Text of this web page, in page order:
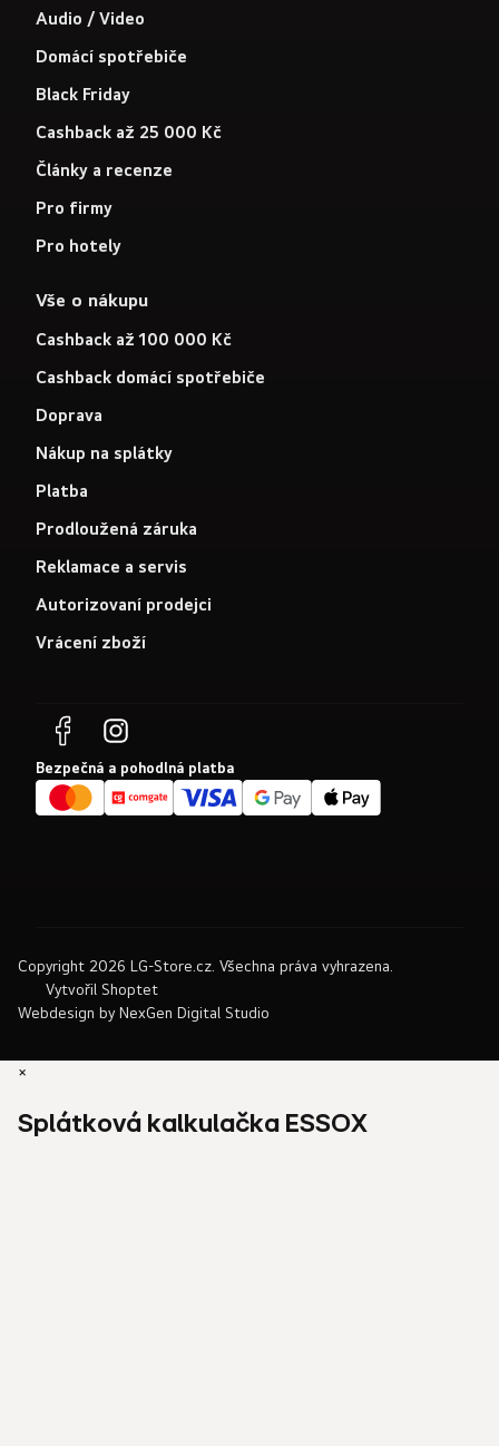
Audio / Video
Domácí spotřebiče
Black Friday
Cashback až 25 000 Kč
Články a recenze
Pro firmy
Pro hotely
Vše o nákupu
Cashback až 100 000 Kč
Cashback domácí spotřebiče
Doprava
Nákup na splátky
Platba
Prodloužená záruka
Reklamace a servis
Autorizovaní prodejci
Vrácení zboží
Bezpečná a pohodlná platba
Webdesign by NexGen Digital Studio
Vytvořil Shoptet
Copyright 2026 LG-Store.cz . Všechna práva vyhrazena.
×
Splátková kalkulačka ESSOX